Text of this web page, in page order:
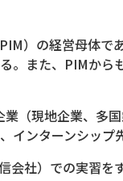
）の経営母体で
。また、PIMか
（現地企業、多
インターンシップ
社）での実習を